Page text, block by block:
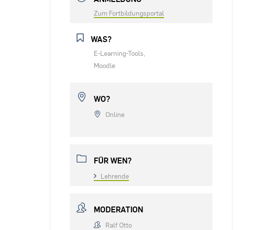
Zum Fortbildungsportal
WAS?
E-Learning-Tools,
Moodle
WO?
Online
FÜR WEN?
Lehrende
MODERATION
Ralf Otto